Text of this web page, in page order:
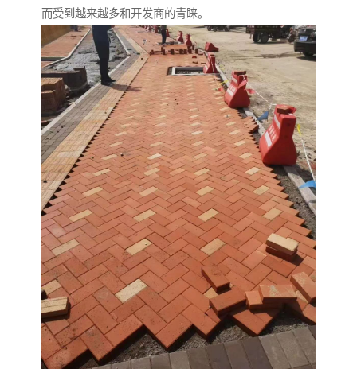
而受到越来越多和开发商的青睐。